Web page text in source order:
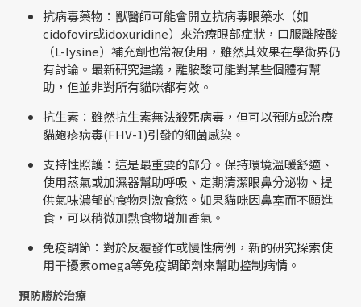
抗病毒藥物：獸醫師可能會開立抗病毒眼藥水（如
cidofovir或idoxuridine）來治療眼部症狀，口服離胺酸
（L-lysine）補充劑也常被使用，雖然其效果在學術界仍
有討論。最新研究建議，離胺酸可能對某些個體有幫
助，但並非對所有貓咪都有效。
抗生素：雖然抗生素無法殺死病毒，但可以預防或治療
貓皰疹病毒(FHV-1)引發的細菌感染。
支持性照護：這是最重要的部分。保持環境溫暖舒適、
使用蒸氣或加濕器幫助呼吸、定期清潔眼鼻分泌物、提
供氣味濃郁的食物刺激食慾。如果貓咪因鼻塞而不願進
食，可以稍微加熱食物增加香氣。
免疫調節：對於反覆發作或慢性病例，新的研究探索使
用干擾素omega等免疫調節劑來幫助控制病情。
預防勝於治療